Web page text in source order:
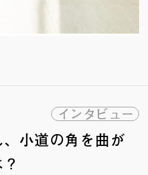
インタビュー
小道の角を曲が